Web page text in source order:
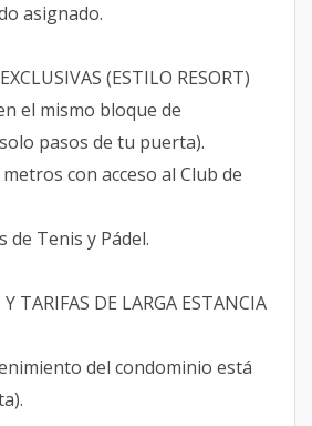
asignado.
(ESTILO RESORT)
el mismo bloque de
pasos de tu puerta).
con acceso al Club de
de Tenis y Pádel.
TARIFAS DE LARGA ESTANCIA
del condominio está